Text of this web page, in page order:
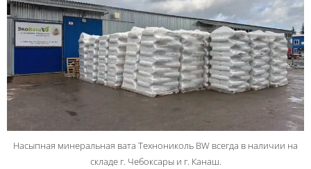
Насыпная минеральная вата Технониколь BW всегда в наличии на
складе г. Чебоксары и г. Канаш.